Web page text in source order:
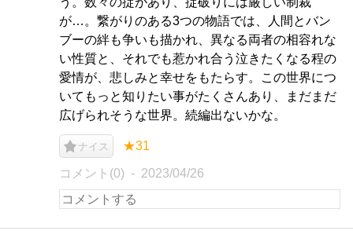
が…。繋がりのある3つの物語では、人間とバン
ブーの絆も争いも描かれ、異なる両者の相容れな
い性質と、それでも惹かれ合う泣きたくなる程の
愛情が、悲しみと幸せをもたらす。この世界につ
いてもっと知りたい事がたくさんあり、まだまだ
広げられそうな世界。続編出ないかな。
ナイス ★31
コメント(0) 2023/04/26